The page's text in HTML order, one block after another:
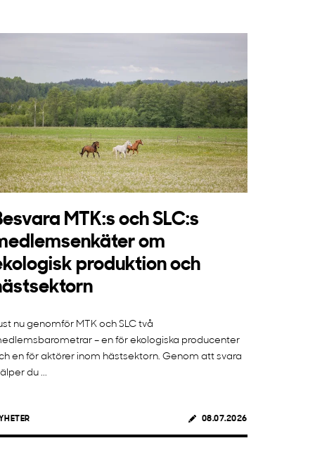
MTK:s och SLC:s
om
produktion och
nu genomför MTK och SLC två
– en för ekologiska producenter
en för aktörer inom hästsektorn. Genom att svara
du ...
08.07.2026